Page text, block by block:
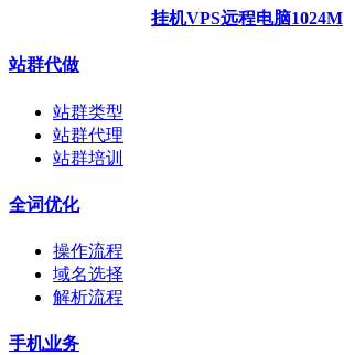
挂机VPS远程电脑1024M
站群代做
站群类型
站群代理
站群培训
全词优化
操作流程
域名选择
解析流程
手机业务